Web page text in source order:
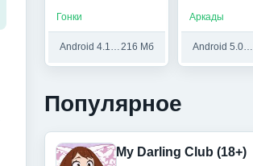
покупки)
Гонки
Android 4.1 и выше216 Мб
денег)
Аркады
Android 5.0 и выше
Популярное
My Darling Club (18+)